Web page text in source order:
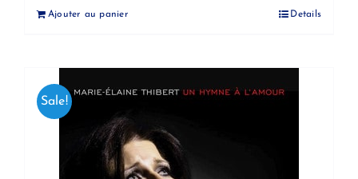
Ajouter au panier Details
Sale!